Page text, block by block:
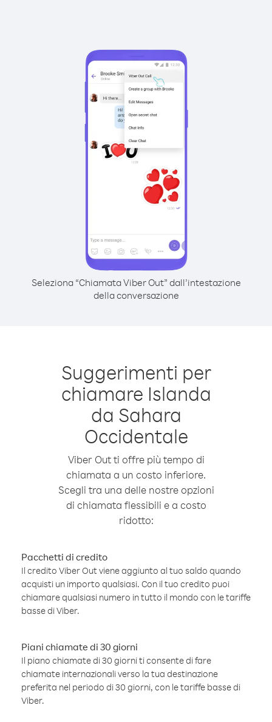
Seleziona “Chiamata Viber Out” dall’intestazione
della conversazione
Suggerimenti per
chiamare Islanda
da Sahara
Occidentale
Viber Out ti offre più tempo di
chiamata a un costo inferiore.
Scegli tra una delle nostre opzioni
di chiamata flessibili e a costo
ridotto:
Pacchetti di credito
Il credito Viber Out viene aggiunto al tuo saldo quando
acquisti un importo qualsiasi. Con il tuo credito puoi
chiamare qualsiasi numero in tutto il mondo con le tariffe
basse di Viber.
Piani chiamate di 30 giorni
Il piano chiamate di 30 giorni ti consente di fare
chiamate internazionali verso la tua destinazione
preferita nel periodo di 30 giorni, con le tariffe basse di
Viber.